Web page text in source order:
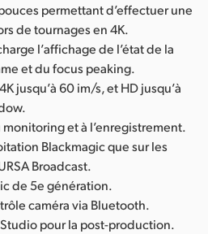
permettant d’effectuer une
de tournages en 4K.
l’affichage de l’état de la
et du focus peaking.
jusqu’à 60 im/s, et HD jusqu’à
monitoring et à l’enregistrement.
Blackmagic que sur les
Broadcast.
de 5e génération.
caméra via Bluetooth.
pour la post-production.